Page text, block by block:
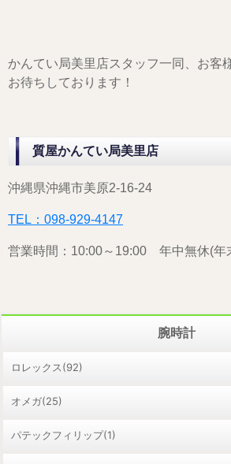
かんてい局美里店スタッフ一同、お客
お待ちしております！
質屋かんてい局美里店
沖縄県沖縄市美原2-16-24
TEL：098-929-4147
営業時間：10:00～19:00 年中無休(年
腕時計
ロレックス(92)
オメガ(25)
パテックフィリップ(1)